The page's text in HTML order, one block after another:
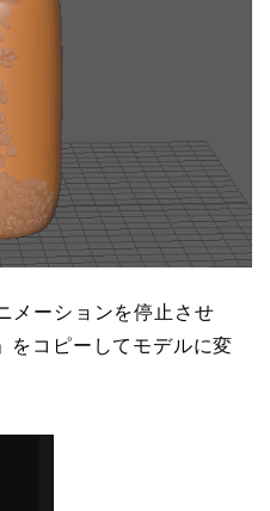
メーションを停止させ
をコピーしてモデルに変